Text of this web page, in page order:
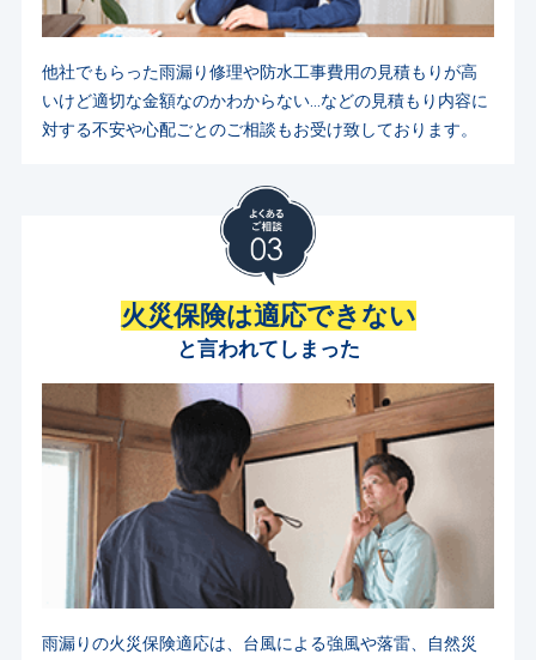
他社でもらった雨漏り修理や防水工事費用の見積もりが高
いけど適切な金額なのかわからない…などの見積もり内容に
対する不安や心配ごとのご相談もお受け致しております。
火災保険は適応できない
と言われてしまった
雨漏りの火災保険適応は、台風による強風や落雷、自然災